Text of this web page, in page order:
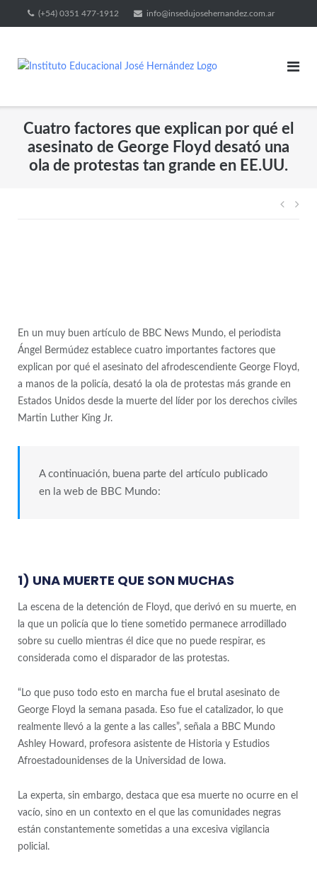
(+54) 0351 477-1912 info@insedujosehernandez.com.ar
Cuatro factores que explican por qué el
asesinato de George Floyd desató una
ola de protestas tan grande en EE.UU.
En un muy buen artículo de BBC News Mundo, el periodista
Ángel Bermúdez establece cuatro importantes factores que
explican por qué el asesinato del afrodescendiente George Floyd,
a manos de la policía, desató la ola de protestas más grande en
Estados Unidos desde la muerte del líder por los derechos civiles
Martin Luther King Jr.
A continuación, buena parte del artículo publicado
en la web de BBC Mundo:
1) UNA MUERTE QUE SON MUCHAS
La escena de la detención de Floyd, que derivó en su muerte, en
la que un policía que lo tiene sometido permanece arrodillado
sobre su cuello mientras él dice que no puede respirar, es
considerada como el disparador de las protestas.
“Lo que puso todo esto en marcha fue el brutal asesinato de
George Floyd la semana pasada. Eso fue el catalizador, lo que
realmente llevó a la gente a las calles”, señala a BBC Mundo
Ashley Howard, profesora asistente de Historia y Estudios
Afroestadounidenses de la Universidad de Iowa.
La experta, sin embargo, destaca que esa muerte no ocurre en el
vacío, sino en un contexto en el que las comunidades negras
están constantemente sometidas a una excesiva vigilancia
policial.